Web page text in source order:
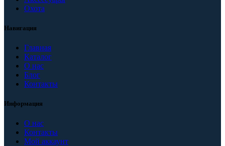
Охота
Навигация
Главная
Каталог
О нас
Блог
Контакты
Информация
О нас
Контакты
Мой аккаунт